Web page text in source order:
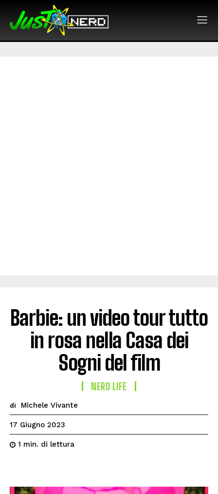
Barbie: un video tour tutto
in rosa nella Casa dei
Sogni del film
NERD LIFE
di Michele Vivante
17 Giugno 2023
1 min. di lettura